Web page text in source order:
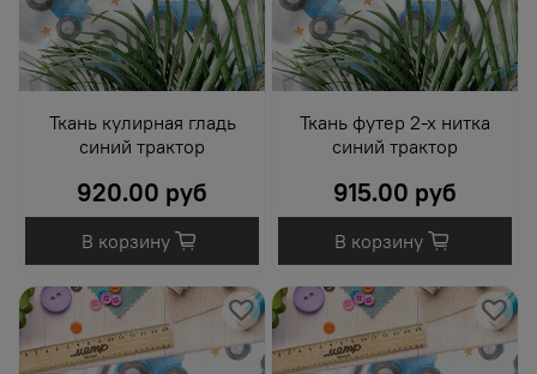
Ткань кулирная гладь
синий трактор
920.00 руб
В корзину
Ткань футер 2-х нитка
синий трактор
915.00 руб
В корзину